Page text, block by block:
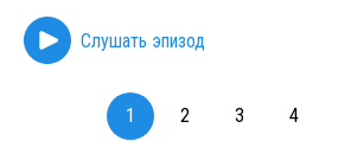
Слушать эпизод
1 2 3 4